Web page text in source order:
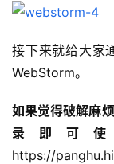
接下来就给大家
WebStorm。
如果觉得破解麻
录即可
https://